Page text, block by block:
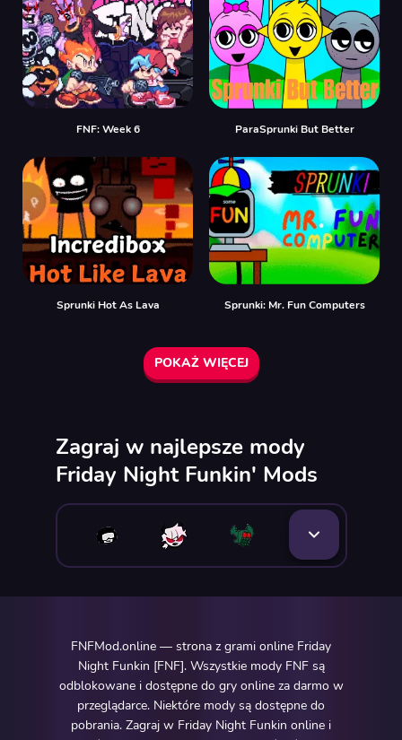
FNF: Week 6 ParaSprunki But Better
Sprunki Hot As Lava Sprunki: Mr. Fun Computers
POKAŻ WIĘCEJ
Zagraj w najlepsze mody
Friday Night Funkin' Mods
FNFMod.online — strona z grami online Friday
Night Funkin [FNF]. Wszystkie mody FNF są
odblokowane i dostępne do gry online za darmo w
przeglądarce. Niektóre mody są dostępne do
pobrania. Zagraj w Friday Night Funkin online i